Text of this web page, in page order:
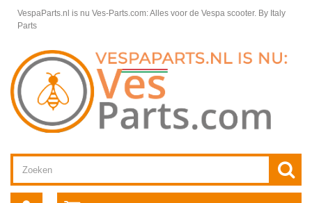
VespaParts.nl is nu Ves-Parts.com: Alles voor de Vespa scooter. By Italy
Parts